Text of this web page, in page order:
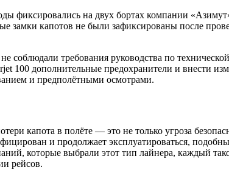
фиксировались на двух бортах компании
замки капотов не были зафиксированы после
требования руководства по
100 дополнительные предохранители и внести
и предполётными осмотрами.
капота в полёте — это не только угроза
и продолжает эксплуатироваться,
которые выбрали этот тип лайнера, каждый
рейсов.